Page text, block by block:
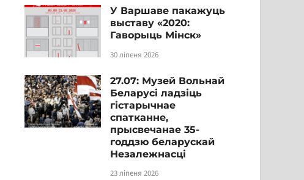
У Варшаве пакажуць
выставу «2020:
Гаворыць Мінск»
30 ліпеня 2026
27.07: Музей Вольнай
Беларусі ладзіць
гістарычнае
спатканне,
прысвечанае 35-
годдзю беларускай
Незалежнасці
23 ліпеня 2026